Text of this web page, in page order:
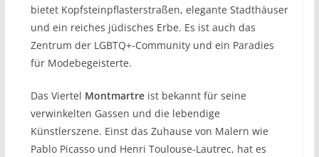
bietet Kopfsteinpflasterstraßen, elegante Stadthäuser
und ein reiches jüdisches Erbe. Es ist auch das
Zentrum der LGBTQ+-Community und ein Paradies
für Modebegeisterte.
Das Viertel Montmartreist bekannt für seine
verwinkelten Gassen und die lebendige
Künstlerszene. Einst das Zuhause von Malern wie
Pablo Picasso und Henri Toulouse-Lautrec, hat es